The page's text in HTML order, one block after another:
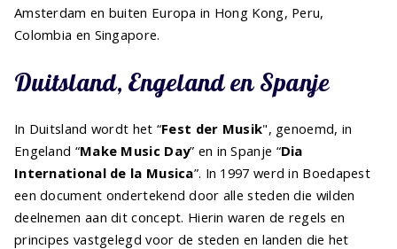
Amsterdam en buiten Europa in Hong Kong, Peru,
Colombia en Singapore.
Duitsland, Engeland en Spanje
In Duitsland wordt het “Fest der Musik", genoemd, in
Engeland “Make Music Day” en in Spanje “Dia
International de la Musica”. In 1997 werd in Boedapest
een document ondertekend door alle steden die wilden
deelnemen aan dit concept. Hierin waren de regels en
principes vastgelegd voor de steden en landen die het